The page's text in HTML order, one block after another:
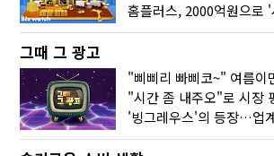
홈플러스, 2000억원으로
그때 그 광고
"삐삐리 빠삐코~" 여름이
"시간 좀 내주오"로 시장